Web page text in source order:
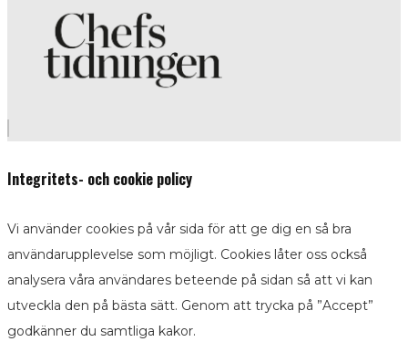
Integritets- och cookie policy
Vi använder cookies på vår sida för att ge dig en så bra
användarupplevelse som möjligt. Cookies låter oss också
analysera våra användares beteende på sidan så att vi kan
utveckla den på bästa sätt. Genom att trycka på ”Accept”
godkänner du samtliga kakor.